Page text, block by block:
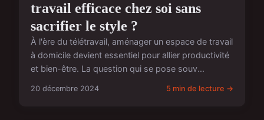
travail efficace chez soi sans
sacrifier le style ?
À l'ère du télétravail, aménager un espace de travail
à domicile devient essentiel pour allier productivité
et bien-être. La question qui se pose souv...
20 décembre 2024 5 min de lecture →